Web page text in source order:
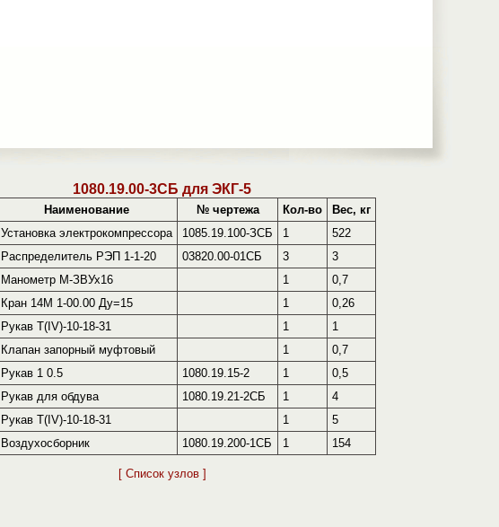
1080.19.00-3СБ для ЭКГ-5
Наименование № чертежа Кол-во
Вес, кг
Установка электрокомпрессора 1085.19.100-ЗСБ 1
522
Распределитель РЭП 1-1-20 03820.00-01СБ 3
3
Манометр М-ЗВУх16 1
0,7
Кран 14М 1-00.00 Ду=15 1
0,26
Рукав T(IV)-10-18-31 1
1
Клапан запорный муфтовый 1
0,7
Рукав 1 0.5 1080.19.15-2 1
0,5
Рукав для обдува 1080.19.21-2СБ 1
4
Рукав T(IV)-10-18-31 1
5
Воздухосборник 1080.19.200-1СБ 1 154
[ Список узлов ]